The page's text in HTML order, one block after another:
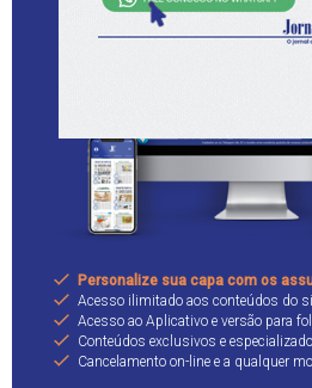
Personalize sua capa com os
Acesso ilimitado aos conteúdos do
Acesso ao Aplicativo e versão para
Conteúdos exclusivos e
Cancelamento on-line e a qualquer